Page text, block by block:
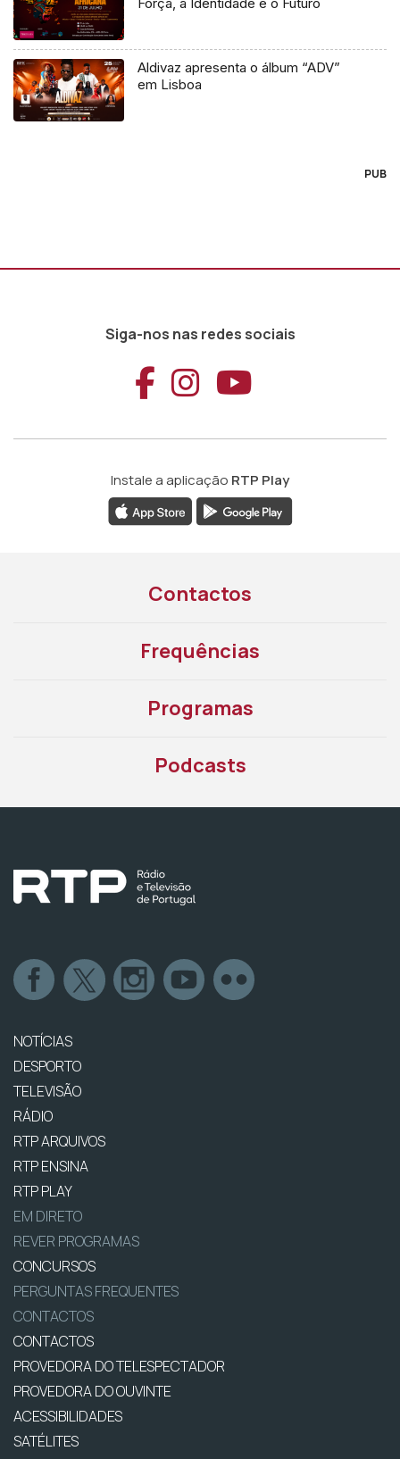
Aldivaz apresenta o álbum “ADV”
em Lisboa
PUB
Siga-nos nas redes sociais
Aceder ao
Aceder ao
Aceder
Instale a aplicação RTP Play
Contactos
Frequências
Programas
Podcasts
NOTÍCIAS
DESPORTO
TELEVISÃO
RÁDIO
RTP ARQUIVOS
RTP ENSINA
RTP PLAY
EM DIRETO
REVER PROGRAMAS
CONCURSOS
PERGUNTAS FREQUENTES
CONTACTOS
CONTACTOS
PROVEDORA DO TELESPECTADOR
PROVEDORA DO OUVINTE
ACESSIBILIDADES
SATÉLITES